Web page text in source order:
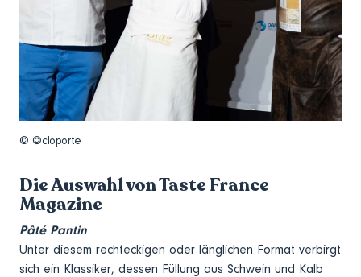
© ©cloporte
Die Auswahl von Taste France
Magazine
Pâté Pantin
Unter diesem rechteckigen oder länglichen Format verbirgt
sich ein Klassiker, dessen Füllung aus Schwein und Kalb